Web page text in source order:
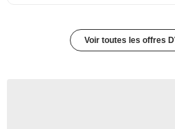
Voir toutes les offres